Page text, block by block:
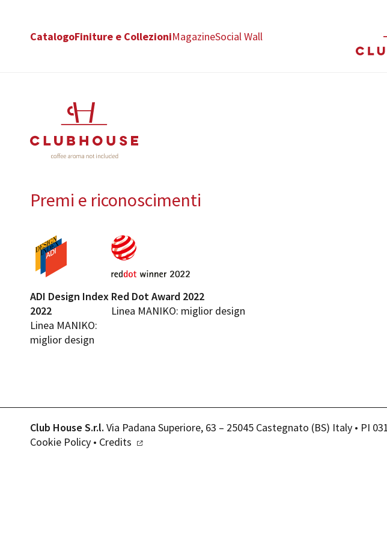
CatalogoFiniture e CollezioniMagazineSocial Wall
Premi e riconoscimenti
ADI Design Index
2022
Linea MANIKO:
miglior design
Red Dot Award 2022
Linea MANIKO: miglior design
Club House S.r.l. Via Padana Superiore, 63 – 25045 Castegnato (BS) Italy • PI
Cookie Policy • Credits